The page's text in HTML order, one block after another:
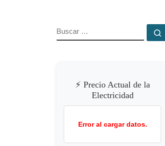
BUSCAR
⚡ Precio Actual de la
Electricidad
Error al cargar datos.